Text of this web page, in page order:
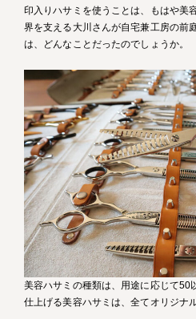
印入りハサミを使うことは、もはや美
界を支える大川さんが自宅兼工房の前
は、どんなことだったのでしょうか。
美容ハサミの種類は、用途に応じて50
仕上げる美容ハサミは、全てオリジナ